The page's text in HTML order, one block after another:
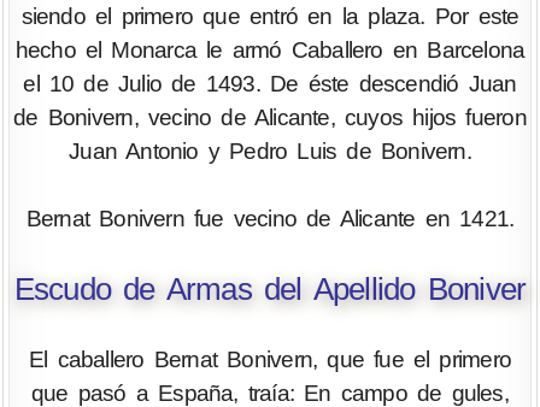
siendo el primero que entró en la plaza. Por este
hecho el Monarca le armó Caballero en Barcelona
el 10 de Julio de 1493. De éste descendió Juan
de Bonivern, vecino de Alicante, cuyos hijos fueron
Juan Antonio y Pedro Luis de Bonivern.
Bernat Bonivern fue vecino de Alicante en 1421.
Escudo de Armas del Apellido Boniver
El caballero Bernat Bonivern, que fue el primero
que pasó a España, traía: En campo de gules,